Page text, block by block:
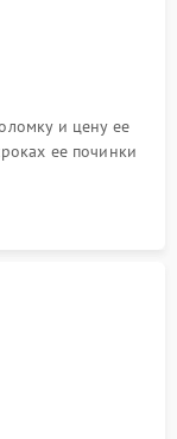
и цену ее
ее починки